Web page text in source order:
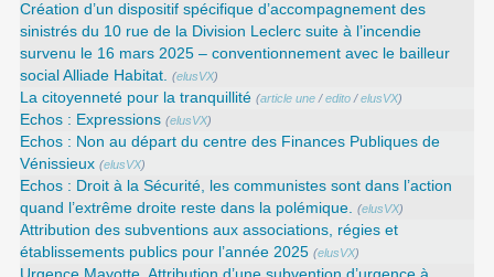
Création d’un dispositif spécifique d’accompagnement des
sinistrés du 10 rue de la Division Leclerc suite à l’incendie
survenu le 16 mars 2025 – conventionnement avec le bailleur
social Alliade Habitat. (elusVX)
La citoyenneté pour la tranquillité (article une /edito /elusVX)
Echos : Expressions (elusVX)
Echos : Non au départ du centre des Finances Publiques de
Vénissieux (elusVX)
Echos : Droit à la Sécurité, les communistes sont dans l’action
quand l’extrême droite reste dans la polémique. (elusVX)
Attribution des subventions aux associations, régies et
établissements publics pour l’année 2025 (elusVX)